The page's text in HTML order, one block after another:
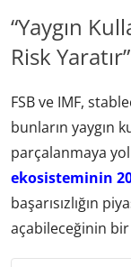
“Yaygın
Risk Yaratır”
FSB ve IMF,
bunların yaygın
parçalanmaya
ekosisteminin
başarısızlığın
açabileceğinin